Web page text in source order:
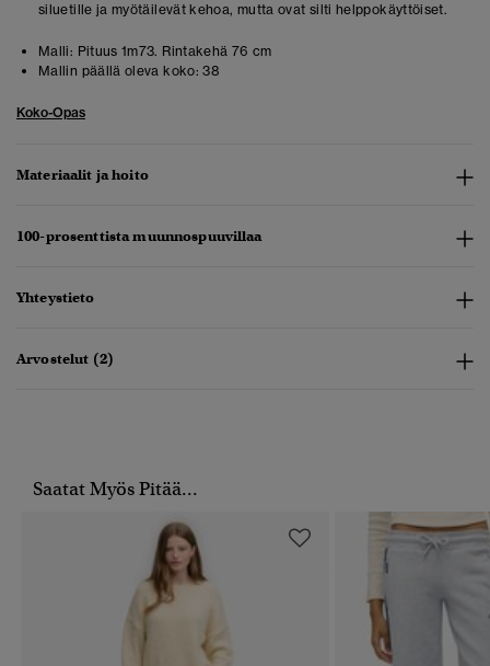
siluetille ja myötäilevät kehoa, mutta ovat silti helppokäyttöiset.
Malli: Pituus 1m73. Rintakehä 76 cm
Mallin päällä oleva koko: 38
Koko-Opas
Materiaalit ja hoito
100-prosenttista muunnospuuvillaa
Yhteystieto
Arvostelut (2)
Saatat Myös Pitää...